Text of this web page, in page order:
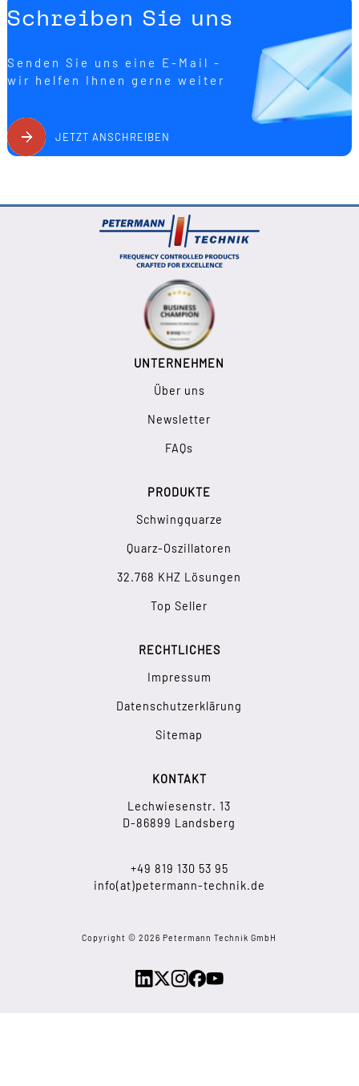
Schreiben Sie uns
Senden Sie uns eine E-Mail -
wir helfen Ihnen gerne weiter
JETZT ANSCHREIBEN
UNTERNEHMEN
Über uns
Newsletter
FAQs
PRODUKTE
Schwingquarze
Quarz-Oszillatoren
32.768 KHZ Lösungen
Top Seller
RECHTLICHES
Impressum
Datenschutzerklärung
Sitemap
KONTAKT
Lechwiesenstr. 13
D-86899 Landsberg
+49 819 130 53 95
info(at)petermann-technik.de
Copyright © 2026 Petermann Technik GmbH